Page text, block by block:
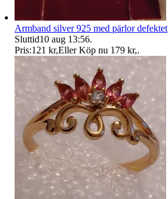
Armband silver 925 med pärlor defektet
Sluttid10 aug 13:56.
Pris:121 kr,Eller Köp nu 179 kr,.